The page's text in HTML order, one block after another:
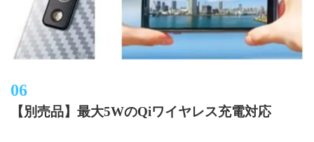
【別売品】最大5WのQiワイヤレス充電対応